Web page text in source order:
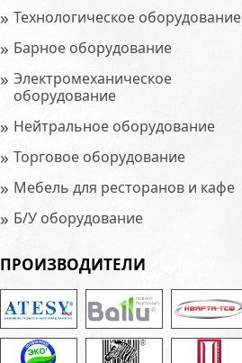
» Технологическое оборудование
» Барное оборудование
» Электромеханическое
оборудование
» Нейтральное оборудование
» Торговое оборудование
» Мебель для ресторанов и кафе
» Б/У оборудование
ПРОИЗВОДИТЕЛИ